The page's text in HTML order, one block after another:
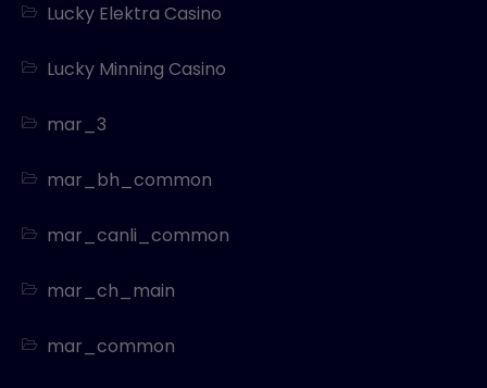
Lucky Elektra Casino
Lucky Minning Casino
mar_3
mar_bh_common
mar_canli_common
mar_ch_main
mar_common